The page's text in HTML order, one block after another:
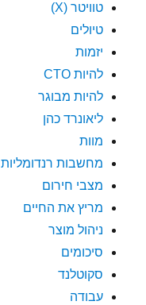
טוויטר (X)
טיולים
יזמות
להיות CTO
להיות מבוגר
ליאונרד כהן
מוות
מחשבות רנדומליות
מצבי חירום
מריץ את החיים
ניהול מוצר
סיכומים
סקוטלנד
עבודה